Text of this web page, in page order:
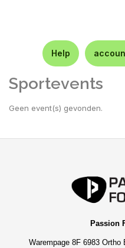
Help
Sportevents
Geen event(s) gevonden.
Passion
Warempage 8F 6983 Ortho